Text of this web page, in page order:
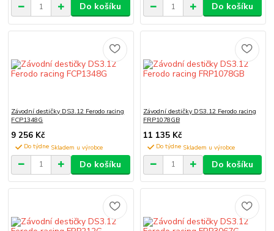
Do košíku Do košíku
Závodní destičky DS3.12 Ferodo racing
FCP1348G
9 256 Kč
Do týdne
Do košíku
Závodní destičky DS3.12 Ferodo racing
FRP1078GB
11 135 Kč
Do týdne
Do košíku